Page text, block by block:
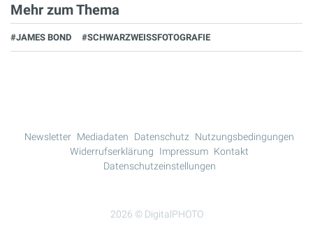
Mehr zum Thema
#JAMES BOND #SCHWARZWEISSFOTOGRAFIE
2026 © DigitalPHOTO
Newsletter Mediadaten Datenschutz
Nutzungsbedingungen
Widerrufserklärung
Impressum Kontakt
Datenschutzeinstellungen